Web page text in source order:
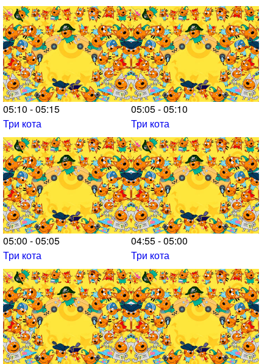
05:10 - 05:15
Три кота
05:05 - 05:10
Три кота
05:00 - 05:05
Три кота
04:55 - 05:00
Три кота